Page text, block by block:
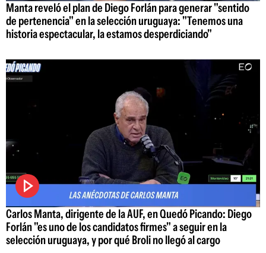
Manta reveló el plan de Diego Forlán para generar "sentido
de pertenencia" en la selección uruguaya: "Tenemos una
historia espectacular, la estamos desperdiciando"
Carlos Manta, dirigente de la AUF, en Quedó Picando: Diego
Forlán "es uno de los candidatos firmes" a seguir en la
selección uruguaya, y por qué Broli no llegó al cargo